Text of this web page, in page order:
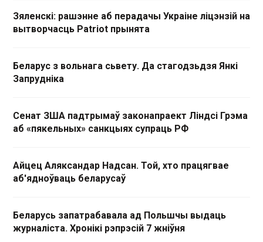
Зяленскі: рашэнне аб перадачы Украіне ліцэнзій на
вытворчасць Patriot прынята
Беларус з вольнага сьвету. Да стагодзьдзя Янкі
Запрудніка
Сенат ЗША падтрымаў законапраект Ліндсі Грэма
аб «пякельных» санкцыях супраць РФ
Айцец Аляксандар Надсан. Той, хто працягвае
аб'ядноўваць беларусаў
Беларусь запатрабавала ад Польшчы выдаць
журналіста. Хронікі рэпрэсій 7 жніўня